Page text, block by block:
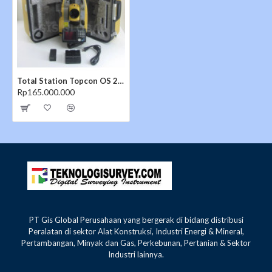
MAGNET Fieldberjalan langsung pada layar sentuh
Total Station OS201. Hubungkan flash drive USB ke
panel samping untuk transfer file yang cepat dan mudah,
Total Station Topcon OS 201
Rp165.000.000
PT Gis Global Perusahaan yang bergerak di bidang distribusi
Peralatan di sektor Alat Konstruksi, Industri Energi & Mineral,
Pertambangan, Minyak dan Gas, Perkebunan, Pertanian & Sektor
Industri lainnya.